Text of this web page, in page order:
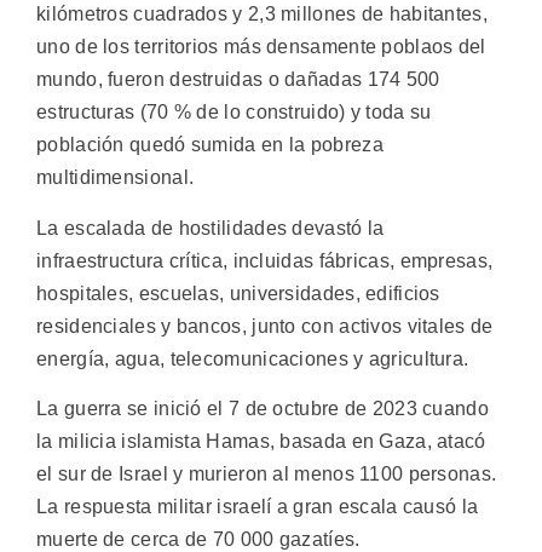
kilómetros cuadrados y 2,3 millones de habitantes,
uno de los territorios más densamente poblaos del
mundo, fueron destruidas o dañadas 174 500
estructuras (70 % de lo construido) y toda su
población quedó sumida en la pobreza
multidimensional.
La escalada de hostilidades devastó la
infraestructura crítica, incluidas fábricas, empresas,
hospitales, escuelas, universidades, edificios
residenciales y bancos, junto con activos vitales de
energía, agua, telecomunicaciones y agricultura.
La guerra se inició el 7 de octubre de 2023 cuando
la milicia islamista Hamas, basada en Gaza, atacó
el sur de Israel y murieron al menos 1100 personas.
La respuesta militar israelí a gran escala causó la
muerte de cerca de 70 000 gazatíes.